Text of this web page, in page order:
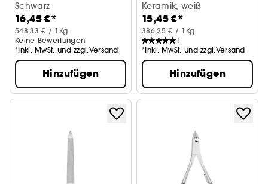
Schwarz
Schwarz
16,45 €*
548,33 € / 1Kg
Keine Bewertungen
*Inkl. MwSt. und zzgl.Versand
Hinzufügen
Keramik, weiß
15,45 €*
386,25 € / 1Kg
1
*Inkl. MwSt. und zzgl.Versand
Hinzufügen